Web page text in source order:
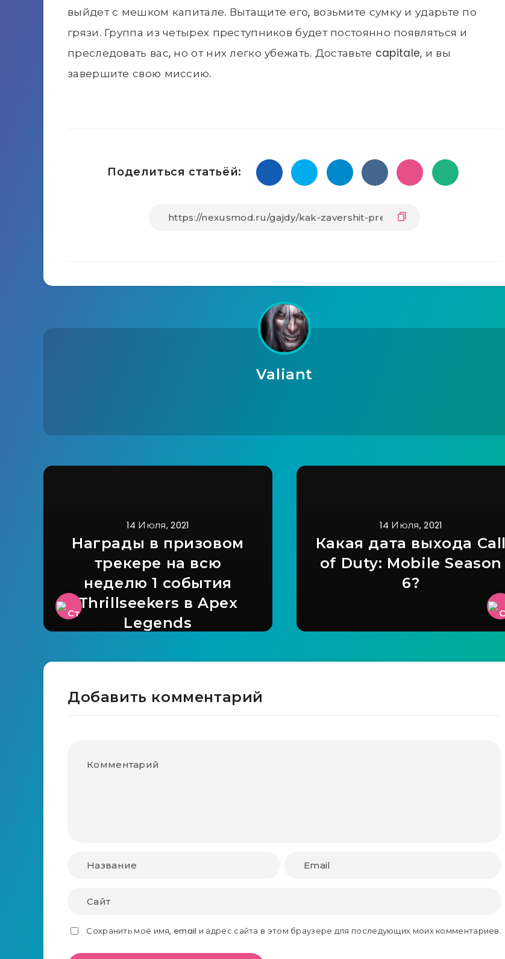
выйдет с мешком капитале. Вытащите его, возьмите сумку и ударьте по
грязи. Группа из четырех преступников будет постоянно появляться и
преследовать вас, но от них легко убежать. Доставьте capitale, и вы
завершите свою миссию.
Поделиться статьёй:
Valiant
14 Июля, 2021
Награды в призовом
трекере на всю
неделю 1 события
Thrillseekers в Apex
Legends
14 Июля, 2021
Какая дата выхода Call
of Duty: Mobile Season
6?
Добавить комментарий
Сохранить моё имя, email и адрес сайта в этом браузере для последующих моих комментариев.